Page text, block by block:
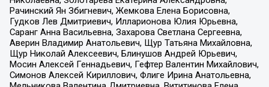
Рачинский Ян Збигневич, Жемкова Елена Борисовна,
Гудков Лев Дмитриевич, Илларионова Юлия Юрьевна,
Саранг Анна Васильевна, Захарова Светлана Сергеевна,
Аверин Владимир Анатольевич, Щур Татьяна Михайловна,
Щур Николай Алексеевич, Блинушов Андрей Юрьевич,
Мосин Алексей Геннадьевич, Гефтер Валентин Михайлович,
Симонов Алексей Кириллович, Флиге Ирина Анатольевна,